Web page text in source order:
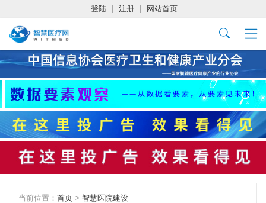
登陆 注册 网站首页
当前位置： 首页 > 智慧医院建设